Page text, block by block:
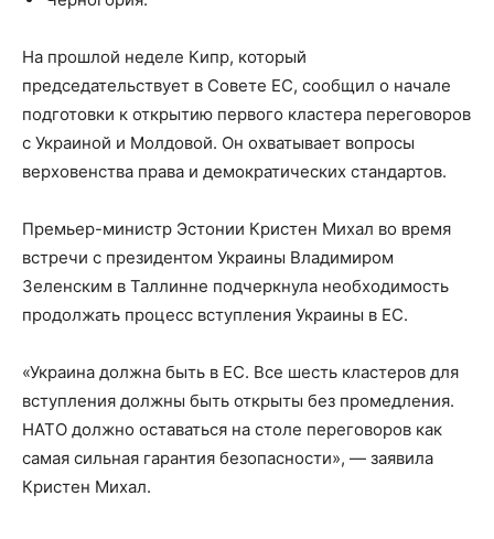
На прошлой неделе Кипр, который
председательствует в Совете ЕС, сообщил о начале
подготовки к открытию первого кластера переговоров
с Украиной и Молдовой. Он охватывает вопросы
верховенства права и демократических стандартов.
Премьер-министр Эстонии Кристен Михал во время
встречи с президентом Украины Владимиром
Зеленским в Таллинне подчеркнула необходимость
продолжать процесс вступления Украины в ЕС.
«Украина должна быть в ЕС. Все шесть кластеров для
вступления должны быть открыты без промедления.
НАТО должно оставаться на столе переговоров как
самая сильная гарантия безопасности», — заявила
Кристен Михал.